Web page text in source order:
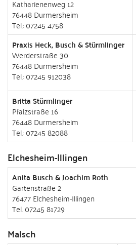
Katharienenweg 12
76448 Durmersheim
Tel.: 07245 4758
Praxis Heck, Busch & Stürmlinger
Werderstraße 30
76448 Durmersheim
Tel.: 07245 912038
Britta Stürmlinger
Pfalzstraße 16
76448 Durmersheim
Tel.: 07245 82088
Elchesheim-Illingen
Anita Busch & Joachim Roth
Gartenstraße 2
76477 Elchesheim-Illingen
Tel. 07245 81729
Malsch